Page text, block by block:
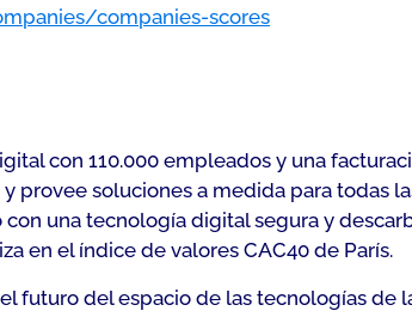
companies-scores
con 110.000 empleados y una
soluciones a medida para todas
una tecnología digital segura y
en el índice de valores CAC40 de París.
futuro del espacio de las tecnologías